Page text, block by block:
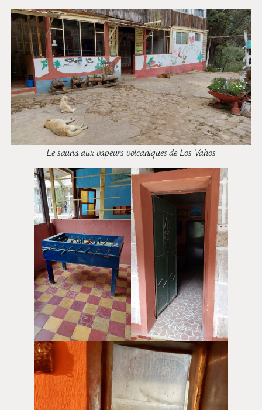
Le sauna aux vapeurs volcaniques de Los Vahos